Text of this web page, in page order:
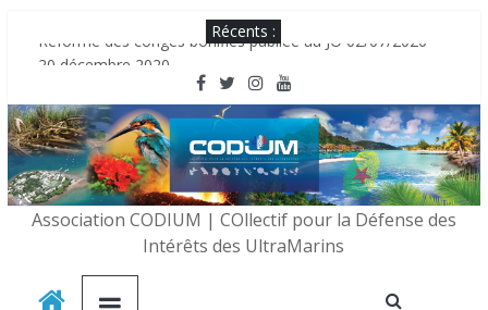
Récents :
Réforme des congés bonifiés publiée au JO 02/07/2020
20 décembre 2020
Les réunionnais seraient des « ressortissants étrangers » ?
LE CODIUM RECRUTE DES BÉNÉVOLES
Le CODIUM partenaire de la CAISSE D’EPARGNE IDF
Association CODIUM | COllectif pour la Défense des
Intérêts des UltraMarins